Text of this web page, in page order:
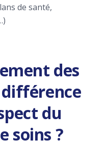
de santé,
des
du
soins ?